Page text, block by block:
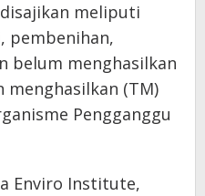
meliputi
pembenihan,
belum menghasilkan
menghasilkan (TM)
Pengganggu
Enviro Institute,